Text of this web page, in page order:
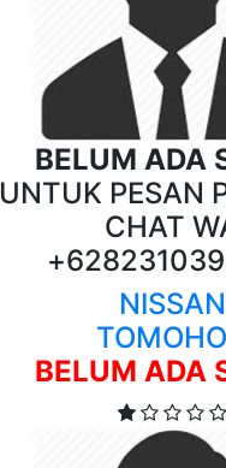
BELUM ADA
UNTUK PESAN
CHAT
NISSAN
BELUM ADA